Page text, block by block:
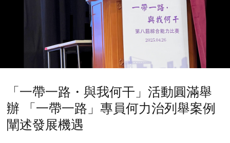
「一帶一路・與我何干」活動圓滿舉
辦 「一帶一路」專員何力治列舉案例
闡述發展機遇